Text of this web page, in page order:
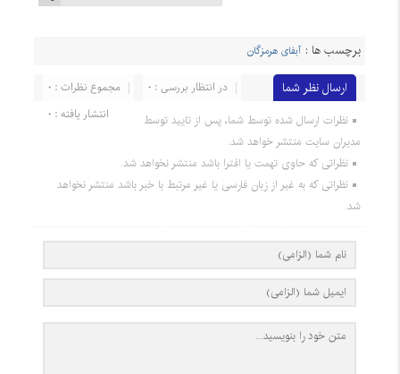
برچسب ها : آبفای هرمزگان
ارسال نظر شما مجموع نظرات : 0
در انتظار بررسی : 0
انتشار یافته : 0
نظرات ارسال شده توسط شما، پس از تایید توسط
مدیران سایت منتشر خواهد شد.
نظراتی که حاوی تهمت یا افترا باشد منتشر نخواهد شد.
نظراتی که به غیر از زبان فارسی یا غیر مرتبط با خبر باشد منتشر نخواهد
شد.